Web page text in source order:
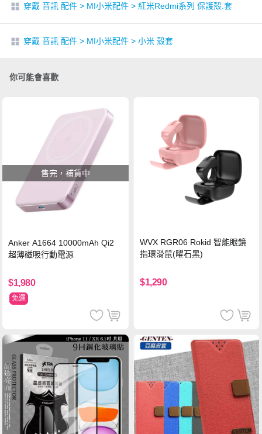
穿戴 音訊 配件 > MI小米配件 > 紅米Redmi系列 保護殼.套
穿戴 音訊 配件 > MI小米配件 > 小米 殼套
你可能會喜歡
售完，補貨中
Anker A1664 10000mAh Qi2
超薄磁吸行動電源
$1,980
免運
WVX RGR06 Rokid 智能眼鏡
指環滑鼠(曜石黑)
$1,290